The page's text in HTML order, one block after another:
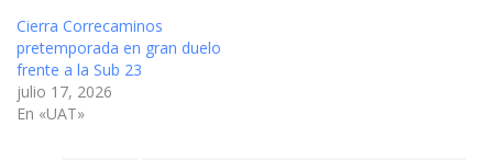
Cierra Correcaminos
pretemporada en gran duelo
frente a la Sub 23
julio 17, 2026
En «UAT»